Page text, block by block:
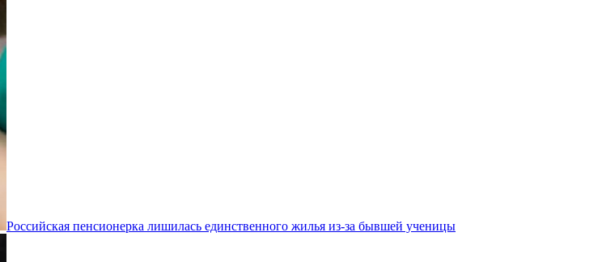
Российская пенсионерка лишилась единственного жилья из-за бывшей ученицы